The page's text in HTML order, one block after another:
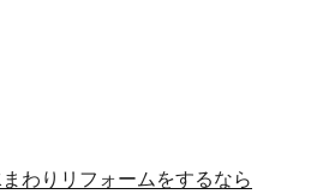
わりリフォームをするなら